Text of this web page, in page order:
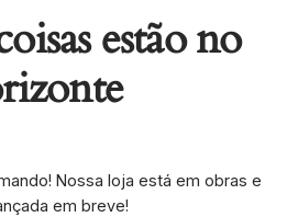
estão no
Nossa loja está em obras e
em breve!